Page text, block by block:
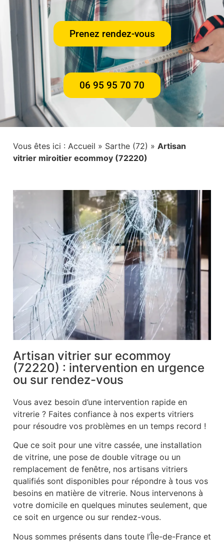
Prenez rendez-vous
06 95 95 70 70
Vous êtes ici : Accueil » Sarthe (72) » Artisan
vitrier miroitier ecommoy (72220)
Artisan vitrier sur ecommoy
(72220) : intervention en urgence
ou sur rendez-vous
Vous avez besoin d’une intervention rapide en
vitrerie ? Faites confiance à nos experts vitriers
pour résoudre vos problèmes en un temps record !
Que ce soit pour une vitre cassée, une installation
de vitrine, une pose de double vitrage ou un
remplacement de fenêtre, nos artisans vitriers
qualifiés sont disponibles pour répondre à tous vos
besoins en matière de vitrerie. Nous intervenons à
votre domicile en quelques minutes seulement, que
ce soit en urgence ou sur rendez-vous.
Nous sommes présents dans toute l’Île-de-France et